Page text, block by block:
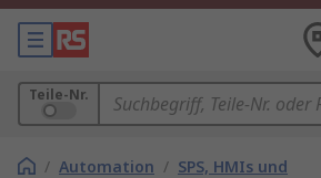
Teile-Nr.
/ Automation / SPS, HMIs und